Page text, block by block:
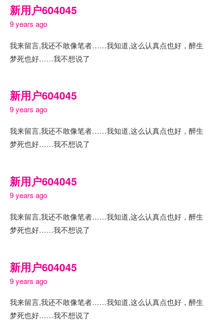
新用户604045
9 years ago
我来留言,我还不敢像笔者……我知道,这么认真点也好，醉生
梦死也好……我不想说了
新用户604045
9 years ago
我来留言,我还不敢像笔者……我知道,这么认真点也好，醉生
梦死也好……我不想说了
新用户604045
9 years ago
我来留言,我还不敢像笔者……我知道,这么认真点也好，醉生
梦死也好……我不想说了
新用户604045
9 years ago
我来留言,我还不敢像笔者……我知道,这么认真点也好，醉生
梦死也好……我不想说了